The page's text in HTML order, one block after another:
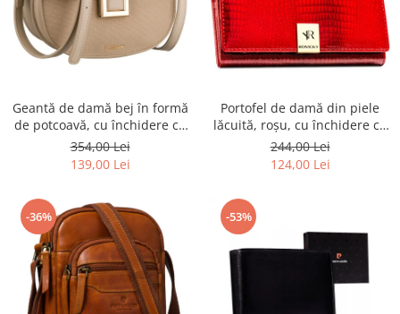
Geantă de damă bej în formă
de potcoavă, cu închidere cu
clip magnetic - Peterson PTR-
PTN PIWONIA BEIGE
354,00 Lei
139,00 Lei
Portofel de damă din piele
lăcuită, roșu, cu închidere cu
capsă - Rovicky PTR-RH-22-1-
RS RED
244,00 Lei
124,00 Lei
-36% -53%